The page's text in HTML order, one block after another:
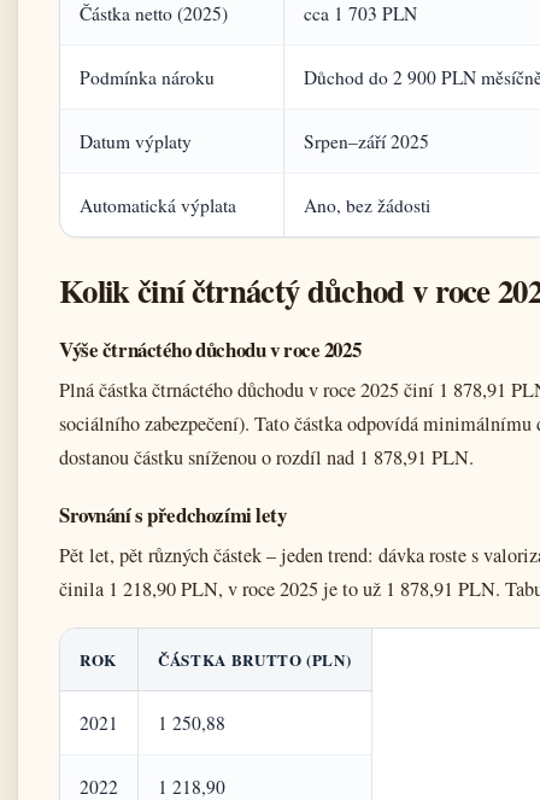
Částka netto (2025) cca 1 703 PLN
Podmínka nároku Důchod do 2 900 PLN
Datum výplaty Srpen–září 2025
Automatická výplata Ano, bez žádosti
Kolik činí čtrnáctý důchod v roce
Výše čtrnáctého důchodu v roce 2025
Plná částka čtrnáctého důchodu v roce 2025 činí 1 878,91
sociálního zabezpečení). Tato částka odpovídá
dostanou částku sníženou o rozdíl nad 1 878,91 PLN.
Srovnání s předchozími lety
Pět let, pět různých částek – jeden trend: dávka roste s
činila 1 218,90 PLN, v roce 2025 je to už 1 878,91 PLN.
ROK ČÁSTKA BRUTTO (PLN)
2021 1 250,88
2022 1 218,90